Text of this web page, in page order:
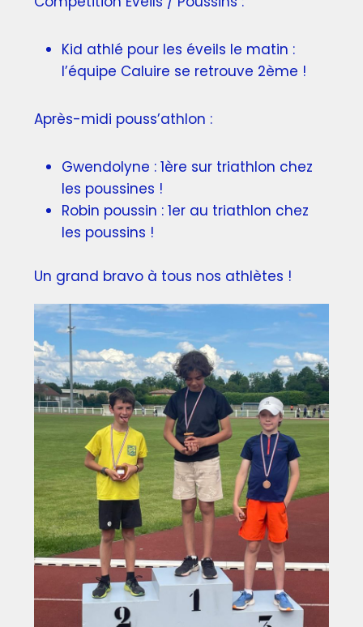
Kid athlé pour les éveils le matin :
l’équipe Caluire se retrouve 2ème !
Après-midi pouss’athlon :
Gwendolyne : 1ère sur triathlon chez
les poussines !
Robin poussin : 1er au triathlon chez
les poussins !
Un grand bravo à tous nos athlètes !